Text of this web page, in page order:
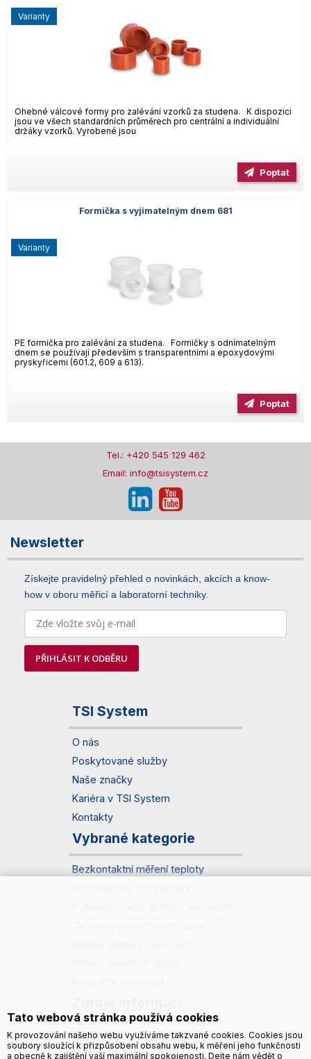
Ohebné válcové formy pro zalévání vzorků za studena. K dispozici
jsou ve všech standardních průměrech pro centrální a individuální
držáky vzorků. Vyrobené jsou
varianty
Poptat
Formička s vyjímatelným dnem 681
PE formička pro zalévání za studena. Formičky s odnímatelným
dnem se používají především s transparentními a epoxydovými
pryskyřicemi (601.2, 609 a 613).
varianty
Poptat
Tel.: +420 545 129 462
Email: info@tsisystem.cz
Newsletter
Získejte pravidelný přehled o novinkách, akcích a know-
how v oboru měřicí a laboratorní techniky.
PŘIHLÁSIT K ODBĚRU
TSI System
O nás
Poskytované služby
Naše značky
Kariéra v TSI System
Kontakty
Vybrané kategorie
Bezkontaktní měření teploty
Aktuality
Publikované články
Tato webová stránka používá cookies
K provozování našeho webu využíváme takzvané cookies. Cookies jsou
soubory sloužící k přizpůsobení obsahu webu, k měření jeho funkčnosti
a obecně k zajištění vaší maximální spokojenosti. Dejte nám vědět o